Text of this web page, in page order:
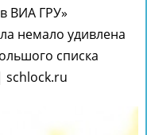
ВИА ГРУ»
немало удивлена
списка
schlock.ru